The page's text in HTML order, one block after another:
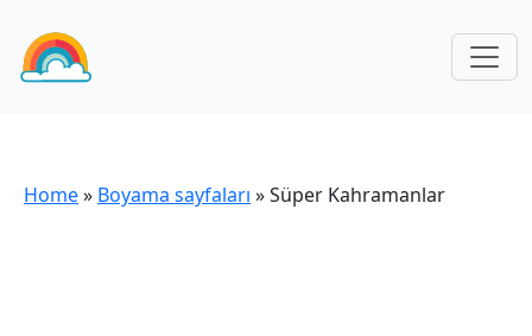
Home» Boyama sayfaları »Süper Kahramanlar